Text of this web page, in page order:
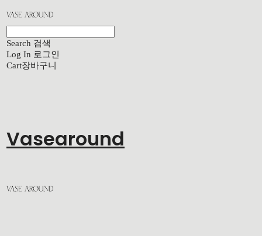
Search 검색
Log In 로그인
Cart장바구니
Vasearound